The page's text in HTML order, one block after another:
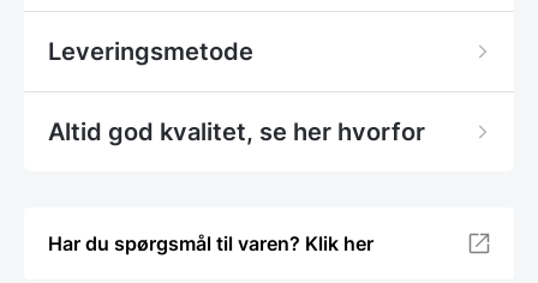
Leveringsmetode
Altid god kvalitet, se her hvorfor
Har du spørgsmål til varen? Klik her